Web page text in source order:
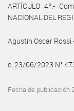
ARTÍCULO 4º.-
NACIONAL DEL
Agustín Oscar
e. 23/06/2023 N°
Fecha de publicación